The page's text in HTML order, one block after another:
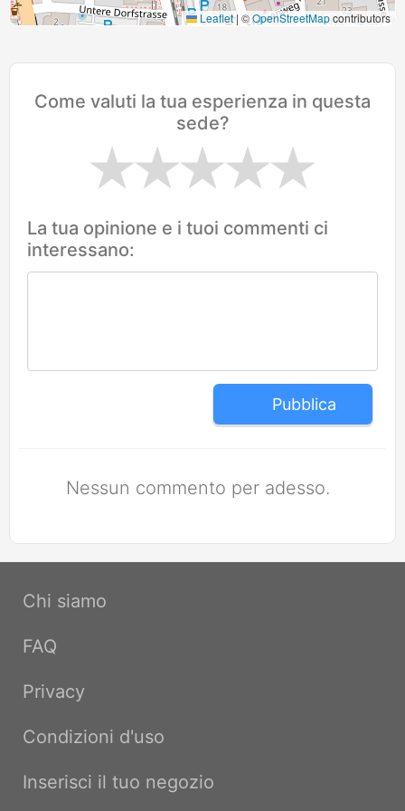
Leaflet | ©OpenStreetMapcontributors
Come valuti la tua esperienza in questa
sede?
La tua opinione e i tuoi commenti ci
interessano:
Pubblica
Nessun commento per adesso.
Chi siamo
FAQ
Privacy
Condizioni d'uso
Inserisci il tuo negozio